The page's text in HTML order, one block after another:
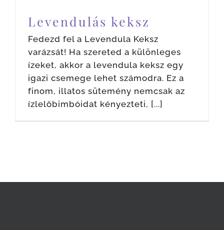
Levendulás keksz
Fedezd fel a Levendula Keksz
varázsát! Ha szereted a különleges
ízeket, akkor a levendula keksz egy
igazi csemege lehet számodra. Ez a
finom, illatos sütemény nemcsak az
ízlelőbimbóidat kényezteti, [...]